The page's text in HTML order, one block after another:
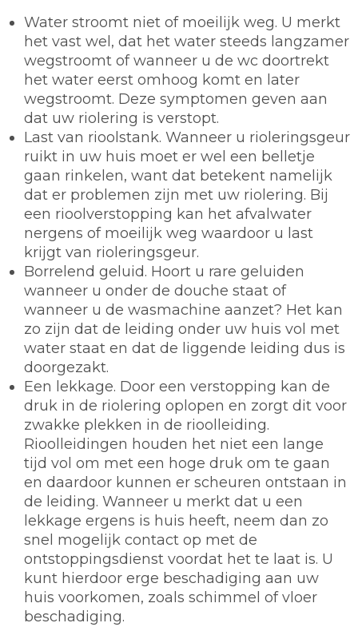
Water stroomt niet of moeilijk weg. U merkt
het vast wel, dat het water steeds langzamer
wegstroomt of wanneer u de wc doortrekt
het water eerst omhoog komt en later
wegstroomt. Deze symptomen geven aan
dat uw riolering is verstopt.
Last van rioolstank. Wanneer u rioleringsgeur
ruikt in uw huis moet er wel een belletje
gaan rinkelen, want dat betekent namelijk
dat er problemen zijn met uw riolering. Bij
een rioolverstopping kan het afvalwater
nergens of moeilijk weg waardoor u last
krijgt van rioleringsgeur.
Borrelend geluid. Hoort u rare geluiden
wanneer u onder de douche staat of
wanneer u de wasmachine aanzet? Het kan
zo zijn dat de leiding onder uw huis vol met
water staat en dat de liggende leiding dus is
doorgezakt.
Een lekkage. Door een verstopping kan de
druk in de riolering oplopen en zorgt dit voor
zwakke plekken in de rioolleiding.
Rioolleidingen houden het niet een lange
tijd vol om met een hoge druk om te gaan
en daardoor kunnen er scheuren ontstaan in
de leiding. Wanneer u merkt dat u een
lekkage ergens is huis heeft, neem dan zo
snel mogelijk contact op met de
ontstoppingsdienst voordat het te laat is. U
kunt hierdoor erge beschadiging aan uw
huis voorkomen, zoals schimmel of vloer
beschadiging.